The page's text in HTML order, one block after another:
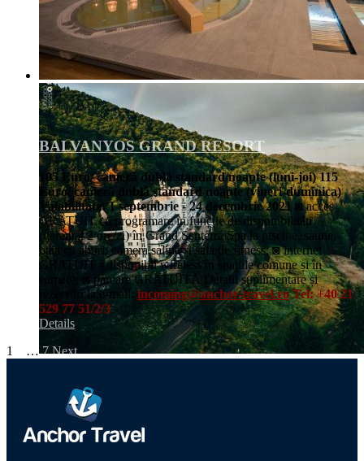
BALVANYOS GRAND RESORT
105 Euro/ cameră dublă standard/noapte (luni-joi) 115
Euro/ cameră dublă standard/noapte (vineri-duminica)
Valabilitate: 1 septembrie - 24 decembrie 2021 ◙ acces
GRATUIT cu programare în funcție de disponibilități
(garantat 2 ore/zi) în Grand Santerra Spa la piscine, saune,
baia cu aburi, camera salină și sala de fitness; ◙ internet
GRATUIT - disponibil wireless în spațiile comune și în
camere; ◙ parcare GRATUITĂ Detalii suplimentare și
rezervări la e-mail: incoming@anchor-travel.ro Tel: +40 21
529 77 51/2/3
Details
1
… 7 Next